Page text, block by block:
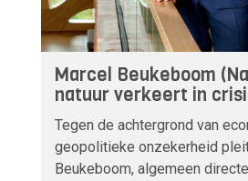
Marcel Beukeboom
natuur verkeert in
Tegen de achtergrond van
geopolitieke onzekerheid
Beukeboom, algemeen